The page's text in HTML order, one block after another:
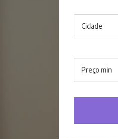
Cidade
Preço min